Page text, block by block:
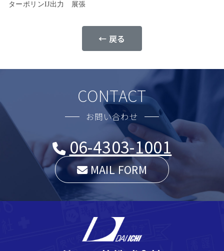
ターポリンIJ出力 展張
← 戻る
CONTACT
お問い合わせ
06-4303-1001
MAIL FORM